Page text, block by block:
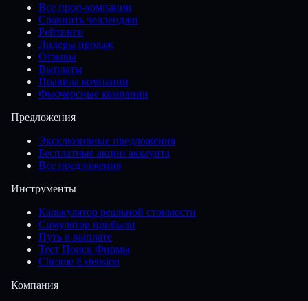
Все проп-компании
Сравнить челленджи
Рейтинги
Лидеры продаж
Отзывы
Выплаты
Правила компании
Фьючерсные компании
Предложения
Эксклюзивные предложения
Бесплатные акции аккаунта
Все предложения
Инструменты
Калькулятор реальной стоимости
Симулятор прибыли
Путь к выплате
Тест Поиск Фирмы
Chrome Extension
Компания